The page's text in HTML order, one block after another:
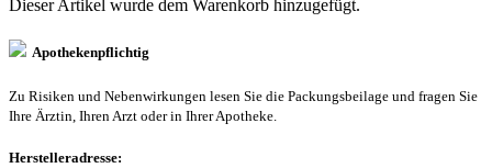
Dieser Artikel wurde dem Warenkorb hinzugefügt.
Apothekenpflichtig
Zu Risiken und Nebenwirkungen lesen Sie die Packungsbeilage und fragen Sie
Ihre Ärztin, Ihren Arzt oder in Ihrer Apotheke.
Herstelleradresse: